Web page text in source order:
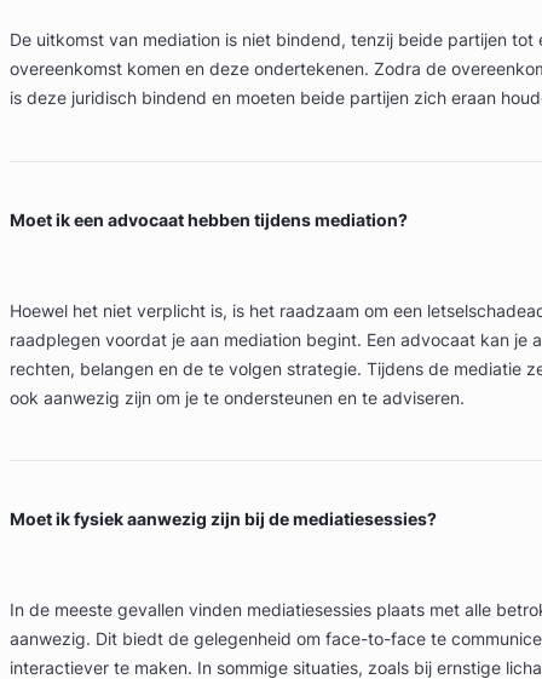
De uitkomst van mediation is niet bindend, tenzij beide partijen tot
overeenkomst komen en deze ondertekenen. Zodra de
is deze juridisch bindend en moeten beide partijen zich eraan
Moet ik een advocaat hebben tijdens mediation?
Hoewel het niet verplicht is, is het raadzaam om een
raadplegen voordat je aan mediation begint. Een advocaat kan je
rechten, belangen en de te volgen strategie. Tijdens de mediatie
ook aanwezig zijn om je te ondersteunen en te adviseren.
Moet ik fysiek aanwezig zijn bij de mediatiesessies?
In de meeste gevallen vinden mediatiesessies plaats met alle
aanwezig. Dit biedt de gelegenheid om face-to-face te
interactiever te maken. In sommige situaties, zoals bij ernstige